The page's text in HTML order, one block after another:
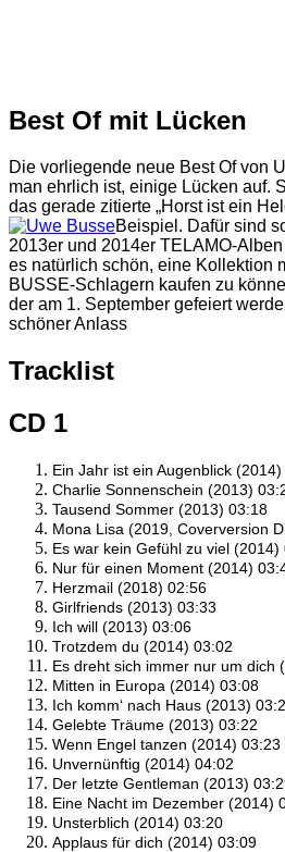
Best Of mit Lücken
Die vorliegende neue Best Of von
man ehrlich ist, einige Lücken auf.
das gerade zitierte „Horst ist ein
Beispiel. Dafür sind
2013er und 2014er TELAMO-
es natürlich schön, eine Kollektion
BUSSE-Schlagern kaufen zu
der am 1. September gefeiert
schöner Anlass
Tracklist
CD 1
Ein Jahr ist ein Augenblick
Charlie Sonnenschein (2013)
Tausend Sommer (2013) 03:18
Mona Lisa (2019, Coverversion
Es war kein Gefühl zu viel (2014)
Nur für einen Moment (2014)
Herzmail (2018) 02:56
Girlfriends (2013) 03:33
Ich will (2013) 03:06
Trotzdem du (2014) 03:02
Es dreht sich immer nur um dich
Mitten in Europa (2014) 03:08
Ich komm‘ nach Haus (2013)
Gelebte Träume (2013) 03:22
Wenn Engel tanzen (2014) 03:23
Unvernünftig (2014) 04:02
Der letzte Gentleman (2013)
Eine Nacht im Dezember (2014)
Unsterblich (2014) 03:20
Applaus für dich (2014) 03:09